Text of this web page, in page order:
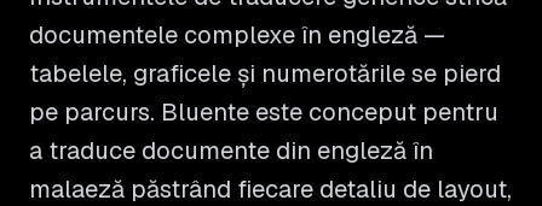
documentele complexe în engleză —
tabelele, graficele și numerotările se pierd
pe parcurs. Bluente este conceput pentru
a traduce documente din engleză în
malaeză păstrând fiecare detaliu de layout,